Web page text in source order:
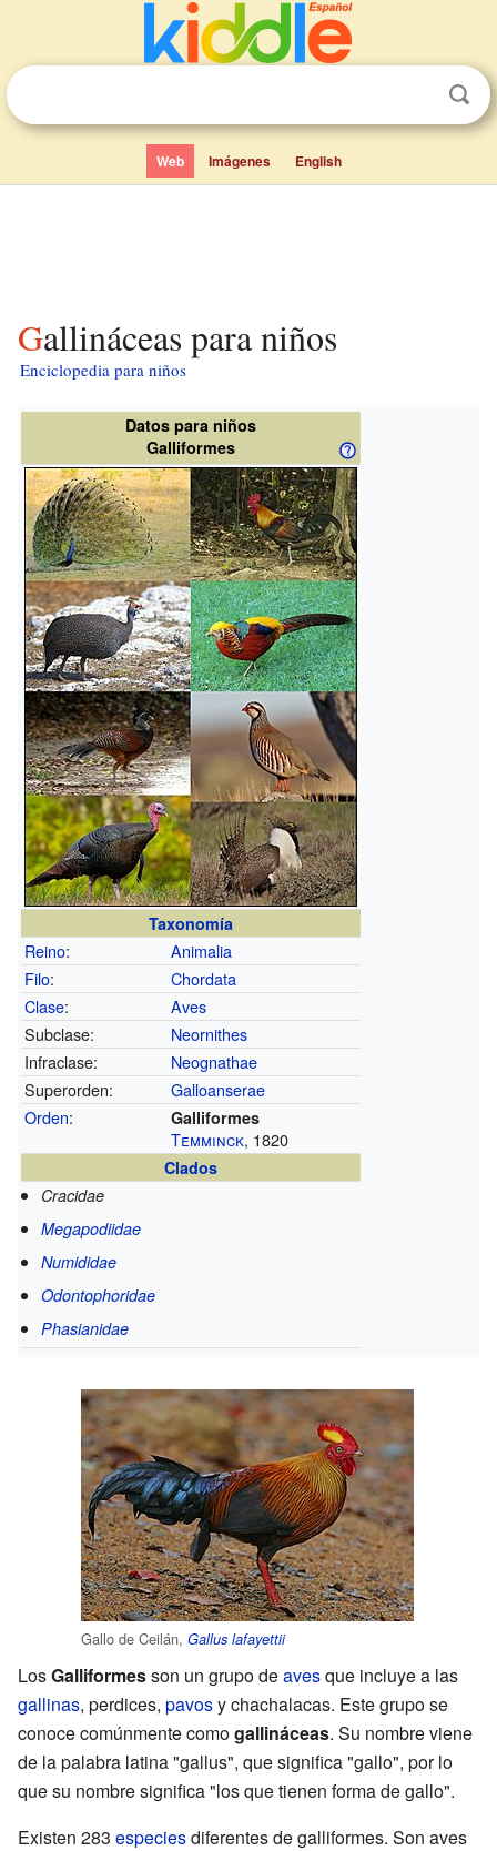
Web Imágenes English
Gallináceas para niños
Enciclopedia para niños
Datos para niños
Galliformes
Taxonomía
Reino:
Animalia
Filo:
Chordata
Clase:
Aves
Subclase:
Neornithes
Infraclase:
Neognathae
Superorden:
Galloanserae
Orden: Galliformes
Temminck, 1820
Clados
Cracidae
Megapodiidae
Numididae
Odontophoridae
Phasianidae
Gallo de Ceilán, Gallus lafayettii
LosGalliformesson un grupo deavesque incluye a las
gallinas, perdices, pavosy chachalacas. Este grupo se
conoce comúnmente comogallináceas. Su nombre viene
de la palabra latina "gallus", que significa "gallo", por lo
que su nombre significa "los que tienen forma de gallo".
Existen 283 especiesdiferentes de galliformes. Son aves